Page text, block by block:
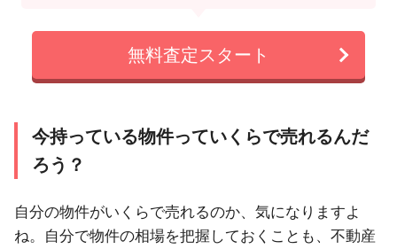
無料査定スタート
今持っている物件っていくらで売れるんだ
ろう？
自分の物件がいくらで売れるのか、気になりますよ
ね。自分で物件の相場を把握しておくことも、不動産